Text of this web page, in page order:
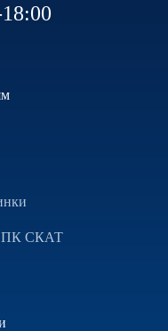
ПК СКАТ